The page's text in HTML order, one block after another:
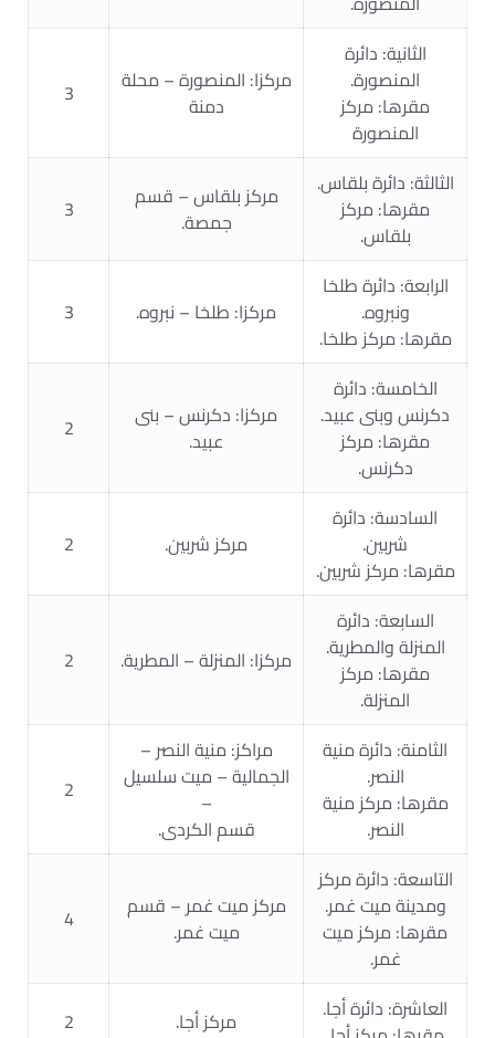
الثانية: دائرة
المنصورة.
مقرها: مركز
المنصورة
مركزا: المنصورة – محلة
دمنة
3
الثالثة: دائرة بلقاس.
مقرها: مركز
بلقاس.
مركز بلقاس – قسم
جمصة.
3
الرابعة: دائرة طلخا
ونبروه.
مقرها: مركز طلخا.
مركزا: طلخا – نبروه. 3
الخامسة: دائرة
دكرنس وبنى عبيد.
مقرها: مركز
دكرنس.
مركزا: دكرنس – بنى
عبيد.
2
السادسة: دائرة
شربين.
مقرها: مركز شربين.
مركز شربين. 2
السابعة: دائرة
المنزلة والمطرية.
مقرها: مركز
المنزلة.
مركزا: المنزلة – المطرية. 2
الثامنة: دائرة منية
النصر.
مقرها: مركز منية
النصر.
مراكز: منية النصر –
الجمالية – ميت سلسيل
–
قسم الكردى.
2
التاسعة: دائرة مركز
ومدينة ميت غمر.
مقرها: مركز ميت
غمر.
مركز ميت غمر – قسم
ميت غمر.
4
العاشرة: دائرة أجا.
مركز أجا.
2